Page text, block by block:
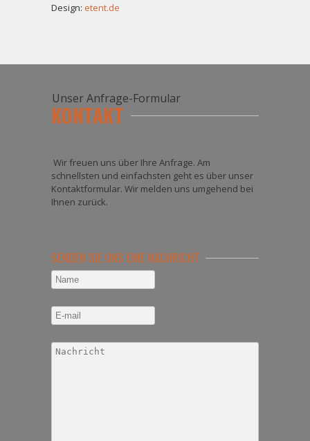
Design: etent.de
Unser Anfrage-Formular
KONTAKT
Wir freuen uns über Ihre Anfrage. Am
schnellsten und einfachsten geht es über unser
Kontaktformular. Wir melden uns umgehend bei
Ihnen zurück.
SENDEN SIE UNS EINE NACHRICHT